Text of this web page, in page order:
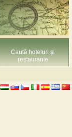
Caută hoteluri şi
restaurante